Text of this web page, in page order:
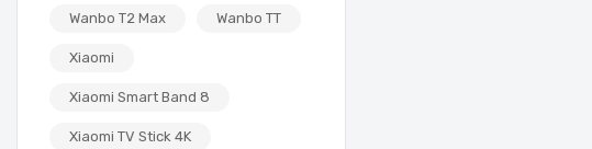
Wanbo T2 Max Wanbo TT
Xiaomi
Xiaomi Smart Band 8
Xiaomi TV Stick 4K